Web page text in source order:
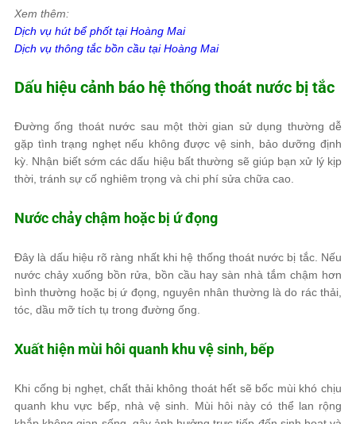
Xem thêm:
Dịch vụ hút bể phốt tại Hoàng Mai
Dịch vụ thông tắc bồn cầu tại Hoàng Mai
Dấu hiệu cảnh báo hệ thống thoát nước bị tắc
Đường ống thoát nước sau một thời gian sử dụng thường dễ
gặp tình trạng nghẹt nếu không được vệ sinh, bảo dưỡng định
kỳ. Nhận biết sớm các dấu hiệu bất thường sẽ giúp bạn xử lý kịp
thời, tránh sự cố nghiêm trọng và chi phí sửa chữa cao.
Nước chảy chậm hoặc bị ứ đọng
Đây là dấu hiệu rõ ràng nhất khi hệ thống thoát nước bị tắc. Nếu
nước chảy xuống bồn rửa, bồn cầu hay sàn nhà tắm chậm hơn
bình thường hoặc bị ứ đọng, nguyên nhân thường là do rác thải,
tóc, dầu mỡ tích tụ trong đường ống.
Xuất hiện mùi hôi quanh khu vệ sinh, bếp
Khi cống bị nghẹt, chất thải không thoát hết sẽ bốc mùi khó chịu
quanh khu vực bếp, nhà vệ sinh. Mùi hôi này có thể lan rộng